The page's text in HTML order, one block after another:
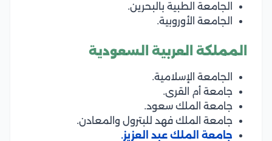
الجامعة الطبية بالبحرين.
الجامعة الأوروبية.
المملكة العربية السعودية
الجامعة الإسلامية.
جامعة أم القرى.
جامعة الملك سعود.
جامعة الملك فهد للبترول والمعادن.
جامعة الملك عبد العزيز.